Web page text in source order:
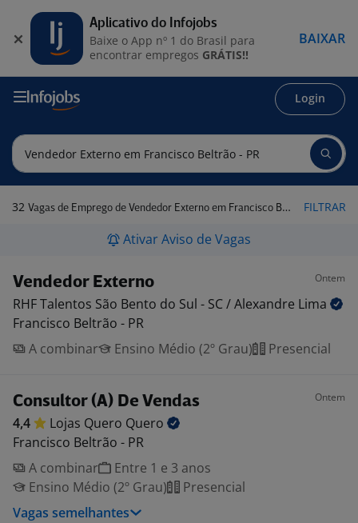
Login
32 Vagas de Emprego de Vendedor Externo em Francisco Beltrão - PR FILTRAR
Ativar Aviso de Vagas
Vendedor Externo Ontem
RHF Talentos São Bento do Sul - SC / Alexandre Lima
Francisco Beltrão - PR
A combinar
Ensino Médio (2º Grau) Presencial
Consultor (A) De Vendas Ontem
4,4 Lojas Quero Quero
Francisco Beltrão - PR
A combinar
Entre 1 e 3 anos
Ensino Médio (2º Grau)
Presencial
Vagas semelhantes
Aplicativo do Infojobs
Baixe o App nº 1 do Brasil para
encontrar empregos GRÁTIS!!
BAIXAR